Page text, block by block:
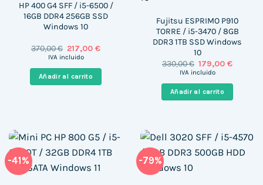
HP 400 G4 SFF / i5-6500 /
16GB DDR4 256GB SSD
Windows 10
370,00€ El
precio
era:
370,00 €.
217,00€El
es:
217,00 €.
IVA incluido
Añadir al carrito
Fujitsu ESPRIMO P910
TORRE / i5-3470 / 8GB
DDR3 1TB SSD Windows
10
330,00€ El
precio
era:
330,00 €.
179,00€El
es:
179,00
IVA incluido
Añadir al carrito
-41% -79%